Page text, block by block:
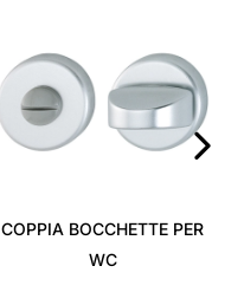
COPPIA BOCCHETTE PER
WC